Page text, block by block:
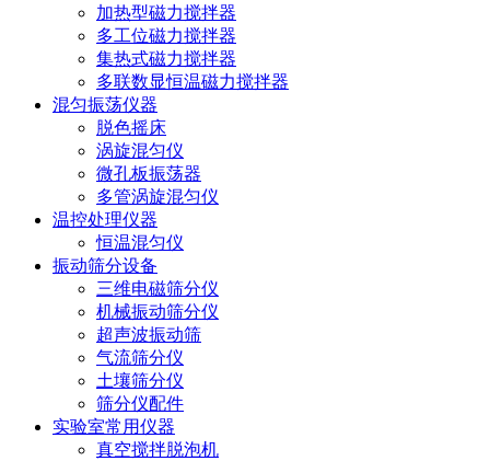
加热型磁力搅拌器
多工位磁力搅拌器
集热式磁力搅拌器
多联数显恒温磁力搅拌器
混匀振荡仪器
脱色摇床
涡旋混匀仪
微孔板振荡器
多管涡旋混匀仪
温控处理仪器
恒温混匀仪
振动筛分设备
三维电磁筛分仪
机械振动筛分仪
超声波振动筛
气流筛分仪
土壤筛分仪
筛分仪配件
实验室常用仪器
真空搅拌脱泡机